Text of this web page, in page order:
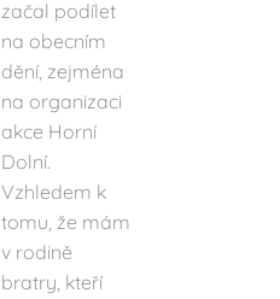
začal podílet
na obecním
dění, zejména
na organizaci
akce Horní
Dolní.
Vzhledem k
tomu, že mám
v rodině
bratry, kteří